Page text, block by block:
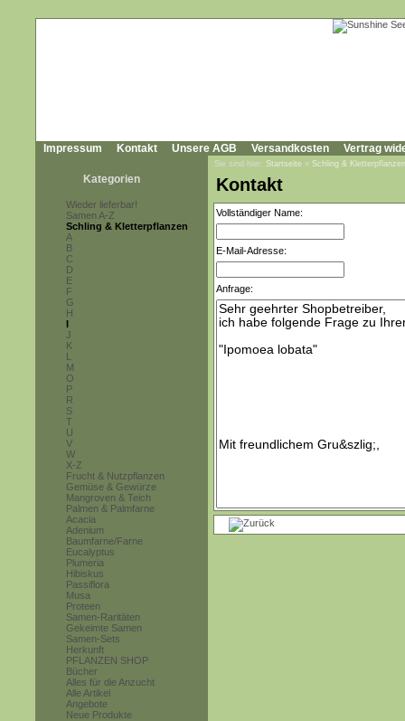
Impressum Kontakt Unsere AGB Versandkosten Vertrag
Kategorien
Wieder lieferbar!
Samen A-Z
Schling & Kletterpflanzen
A
B
C
D
E
F
G
H
I
J
K
L
M
O
P
R
S
T
U
V
W
X-Z
Frucht & Nutzpflanzen
Gemüse & Gewürze
Mangroven & Teich
Palmen & Palmfarne
Acacia
Adenium
Baumfarne/Farne
Eucalyptus
Plumeria
Hibiskus
Passiflora
Musa
Proteen
Samen-Raritäten
Gekeimte Samen
Samen-Sets
Herkunft
PFLANZEN SHOP
Bücher
Alles für die Anzucht
Alle Artikel
Angebote
Neue Produkte
Sie sind hier: Startseite » Schling & Kletterpflanzen
Kontakt
Vollständiger Name:
E-Mail-Adresse:
Anfrage: